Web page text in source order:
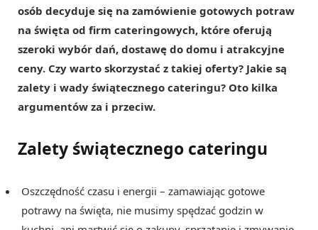
osób decyduje się na zamówienie gotowych potraw
na święta od firm cateringowych, które oferują
szeroki wybór dań, dostawę do domu i atrakcyjne
ceny. Czy warto skorzystać z takiej oferty? Jakie są
zalety i wady świątecznego cateringu? Oto kilka
argumentów za i przeciw.
Zalety świątecznego cateringu
Oszczędność czasu i energii – zamawiając gotowe
potrawy na święta, nie musimy spędzać godzin w